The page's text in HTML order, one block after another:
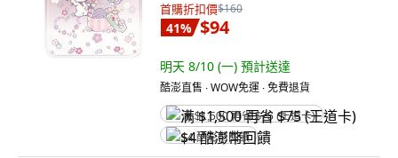
首購折扣價$160
41% $94
明天 8/10 (一) 預計送達
酷澎直售 ∙ WOW免運 ∙ 免費退貨
满 $1,500 再省 $75 (王道卡)
$4 酷澎幣回饋